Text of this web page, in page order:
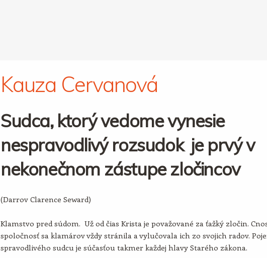
Kauza Cervanová
Sudca, ktorý vedome vynesie
nespravodlivý rozsudok je prvý v
nekonečnom zástupe zločincov
(Darrov Clarence Seward)
Klamstvo pred súdom. Už od čias Krista je považované za ťažký zločin.
spoločnosť sa klamárov vždy stránila a vylučovala ich zo svojich radov.
spravodlivého sudcu je súčasťou takmer každej hlavy Starého zákona.